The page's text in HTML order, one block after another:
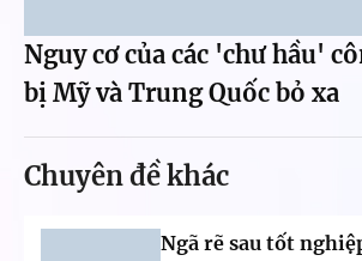
Nguy cơ của các 'chư hầu'
bị Mỹ và Trung Quốc bỏ xa
Chuyên đề khác
Ngã rẽ sau tốt